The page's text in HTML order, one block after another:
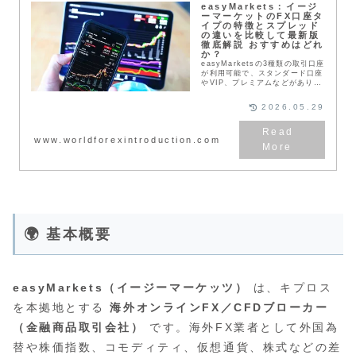
easyMarkets：イージ
ーマーケットのFX口座タ
イプの特徴とスプレッド
の違いを比較して最新版
徹底解説 おすすめはどれ
か？
easyMarketsの3種類の取引口座
が利用可能で、スタンダード口座
やVIP、プレミアムなどがありま
レーダーがトレードをしていま
す。口座タイプは複数あり、それ
ぞれ用途に応じた口座となってい
るため、自分に合ったものを選択
するようにしましょう。口座タイ
プはトレード戦略においても重要
なものになります。
www.worldforexintroduction.com
2026.05.29
🌍 基本概要
easyMarkets（イージーマーケッツ）
は、キプロス
を本拠地とする海外オンラインFX／CFDブローカー
（金融商品取引会社）
です。海外FX業者として外国為
替や株価指数、コモディティ、仮想通貨、株式などの差